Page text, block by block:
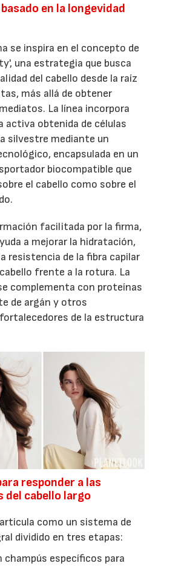
en la longevidad
se inspira en el concepto de
una estrategia que busca
del cabello desde la raíz
más allá de obtener
La línea incorpora
activa obtenida de células
silvestre mediante un
encapsulada en un
biocompatible que
el cabello como sobre el
facilitada por la firma,
a mejorar la hidratación,
resistencia de la fibra capilar
frente a la rotura. La
complementa con proteínas
de argán y otros
de la estructura
responder a las
del cabello largo
como un sistema de
dividido en tres etapas:
champús específicos para